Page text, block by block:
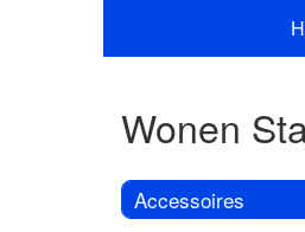
Wonen
Accessoires